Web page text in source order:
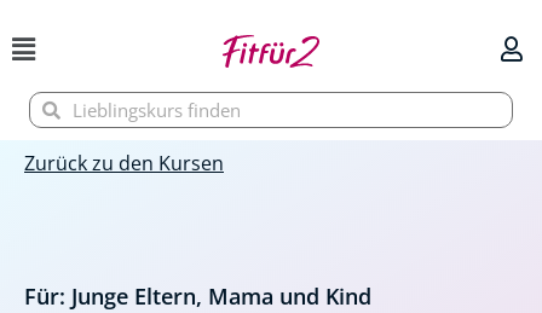
Inhalt
springen
SucheSuche
Zurück zu den Kursen
Für: Junge Eltern, Mama und Kind